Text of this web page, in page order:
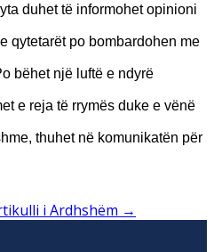
duhet të informohet opinioni
qytetarët po bombardohen me
bëhet një luftë e ndyrë
e reja të rrymës duke e vënë
thuhet në komunikatën për
i Ardhshëm →